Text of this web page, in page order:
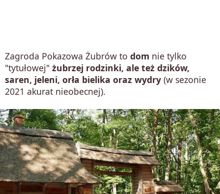
Zagroda Pokazowa Żubrów to dom nie tylko
"tytułowej" żubrzej rodzinki, ale też dzików,
saren, jeleni, orła bielika oraz wydry (w sezonie
2021 akurat nieobecnej).